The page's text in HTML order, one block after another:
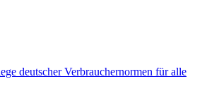
deutscher Verbrauchernormen für alle